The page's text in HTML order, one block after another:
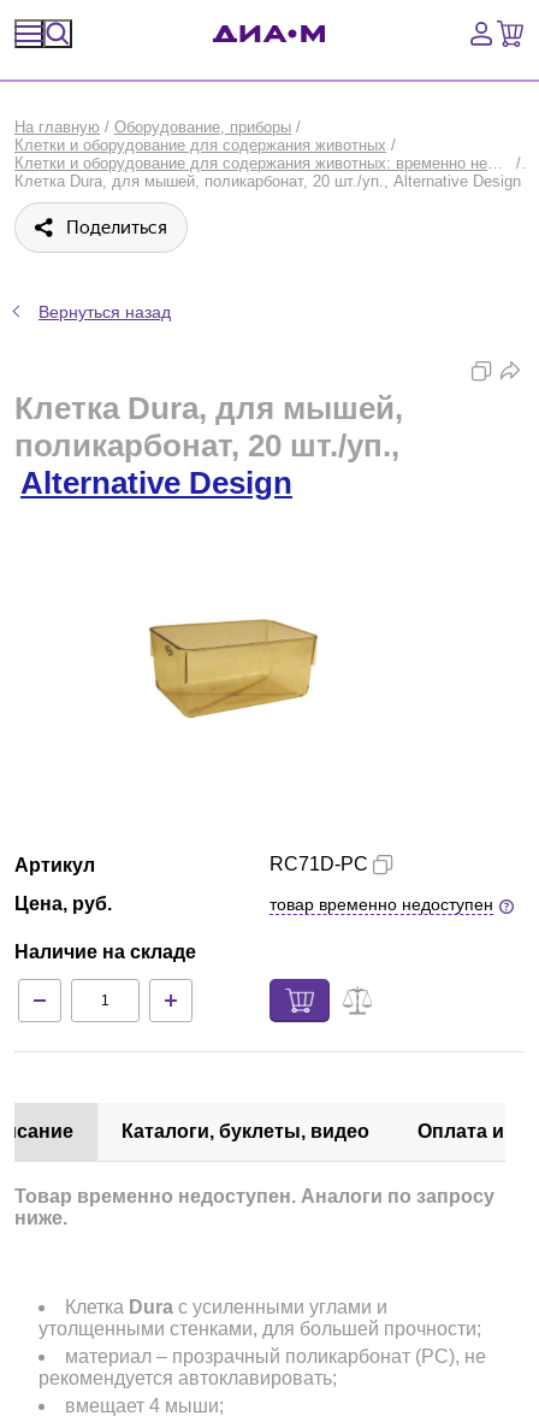
Оборудование, приборы
Расходные материалы, пластик, стекло
Предметный указатель
Войти
Партнеры
Доставка и оплата
Контакты
На главную / Оборудование, приборы /
Клетки и оборудование для содержания животных /
Клетки и оборудование для содержания животных: временно недоступные товары
/
Клетка Dura, для мышей, поликарбонат, 20 шт./уп., Alternative Design
Поделиться
Вернуться назад
Клетка Dura, для мышей,
поликарбонат, 20 шт./уп.,
Alternative Design
Артикул
Цена, руб.
Наличие на складе
RC71D-PC
товар временно недоступен
Каталоги, буклеты, видео Оплата и
Товар временно недоступен. Аналоги по запросу
ниже.
Клетка Dura с усиленными углами и
утолщенными стенками, для большей прочности;
материал – прозрачный поликарбонат (РС), не
рекомендуется автоклавировать;
вмещает 4 мыши;